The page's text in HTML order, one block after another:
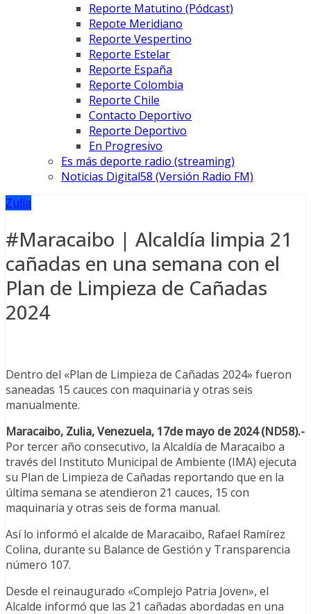
Reporte Matutino (Pódcast)
Repote Meridiano
Reporte Vespertino
Reporte Estelar
Reporte España
Reporte Colombia
Reporte Chile
Contacto Deportivo
Reporte Deportivo
En Progresivo
Es más deporte radio (streaming)
Noticias Digital58 (Versión Radio FM)
Zulia
#Maracaibo | Alcaldía limpia 21
cañadas en una semana con el
Plan de Limpieza de Cañadas
2024
Dentro del «Plan de Limpieza de Cañadas 2024» fueron
saneadas 15 cauces con maquinaria y otras seis
manualmente.
Maracaibo, Zulia, Venezuela, 17de mayo de 2024 (ND58).-
Por tercer año consecutivo, la Alcaldía de Maracaibo a
través del Instituto Municipal de Ambiente (IMA) ejecuta
su Plan de Limpieza de Cañadas reportando que en la
última semana se atendieron 21 cauces, 15 con
maquinaria y otras seis de forma manual.
Así lo informó el alcalde de Maracaibo, Rafael Ramírez
Colina, durante su Balance de Gestión y Transparencia
número 107.
Desde el reinaugurado «Complejo Patria Joven», el
Alcalde informó que las 21 cañadas abordadas en una